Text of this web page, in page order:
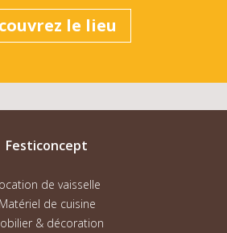
le lieu
Festiconcept
de vaisselle
Matériel de cuisine
& décoration